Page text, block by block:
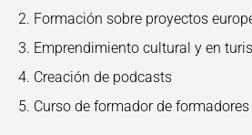
Formación sobre proyectos
Emprendimiento cultural y en
Creación de podcasts
Curso de formador de formadores